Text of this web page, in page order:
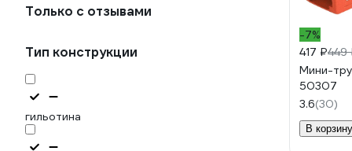
Только с отзывами
Тип конструкции
гильотина
-7%
417 ₽449
Мини-
50307
3.6(30)
В корзину